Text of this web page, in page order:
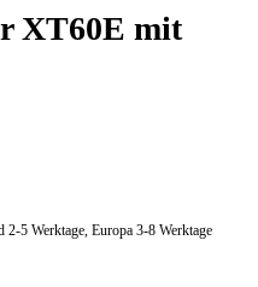
XT60E mit
2-5 Werktage, Europa 3-8 Werktage